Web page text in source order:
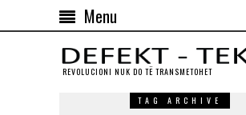
Menu
REVOLUCIONI NUK DO TЁ TRANSMETOHET
TAG ARCHIVE